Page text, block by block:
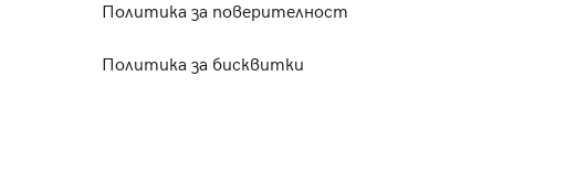
Политика за поверителност
Политика за бисквитки